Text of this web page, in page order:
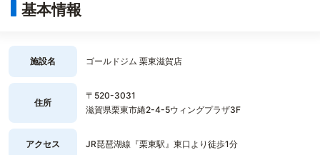
基本情報
施設名 ゴールドジム 栗東滋賀店
住所
〒520-3031
滋賀県栗東市綣2-4-5ウィングプラザ3F
アクセス JR琵琶湖線『栗東駅』東口より徒歩1分